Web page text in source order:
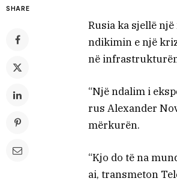
SHARE
Rusia ka sjellë
ndikimin e një
në
“Një ndalim i
rus Alexander
mërkurën.
“Kjo do të na
ai, transmeton